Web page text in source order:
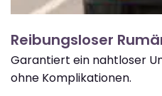
Reibungsloser
Garantiert ein nahtloser
ohne Komplikationen.